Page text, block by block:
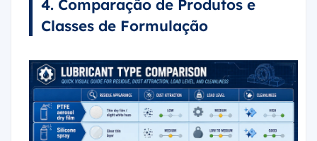
4. Comparação de Produtos e
Classes de Formulação